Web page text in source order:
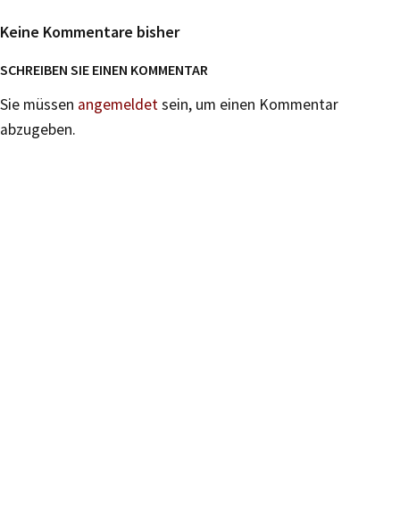
Keine Kommentare bisher
SCHREIBEN SIE EINEN KOMMENTAR
Sie müssen angemeldetsein, um einen Kommentar
abzugeben.